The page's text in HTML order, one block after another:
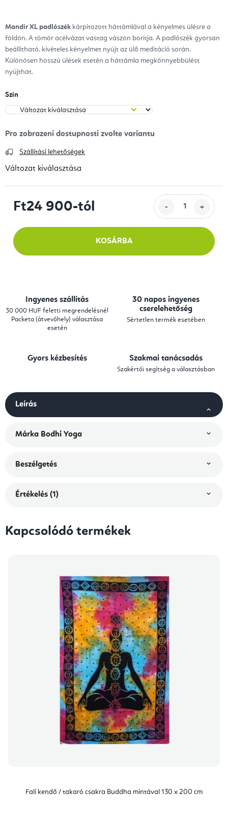
Mandir XL padlószék kárpitozott háttámlával a kényelmes ülésre a
földön. A tömör acélvázat vastag vászon borítja. A padlószék gyorsan
beállítható, kivételes kényelmet nyújt az ülő meditáció során.
Különösen hosszú ülések esetén a háttámla megkönnyebbülést
nyújthat.
Szín
Szállítási lehetőségek
Változat kiválasztása
Ft24 900-tól
KOSÁRBA
Ingyenes szállítás
30 000 HUF feletti megrendelésnél
Packeta (átvevőhely) választása
esetén
30 napos ingyenes
cserelehetőség
Sértetlen termék esetében
Gyors kézbesítés Szakmai tanácsadás
Szakértői segítség a választásban
Leírás
Márka Bodhi Yoga
Beszélgetés
Értékelés (1)
Kapcsolódó termékek
Fali kendő / takaró csakra Buddha mintával 130 x 200 cm